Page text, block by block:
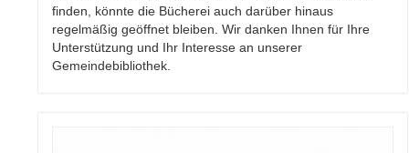
finden, könnte die Bücherei auch darüber hinaus
regelmäßig geöffnet bleiben. Wir danken Ihnen für Ihre
Unterstützung und Ihr Interesse an unserer
Gemeindebibliothek.